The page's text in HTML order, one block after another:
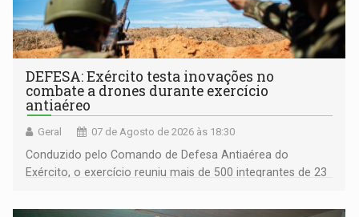
DEFESA: Exército testa inovações no
combate a drones durante exercício
antiaéreo
Geral 07 de Agosto de 2026 às 18:30
Conduzido pelo Comando de Defesa Antiaérea do
Exército, o exercício reuniu mais de 500 integrantes de 23